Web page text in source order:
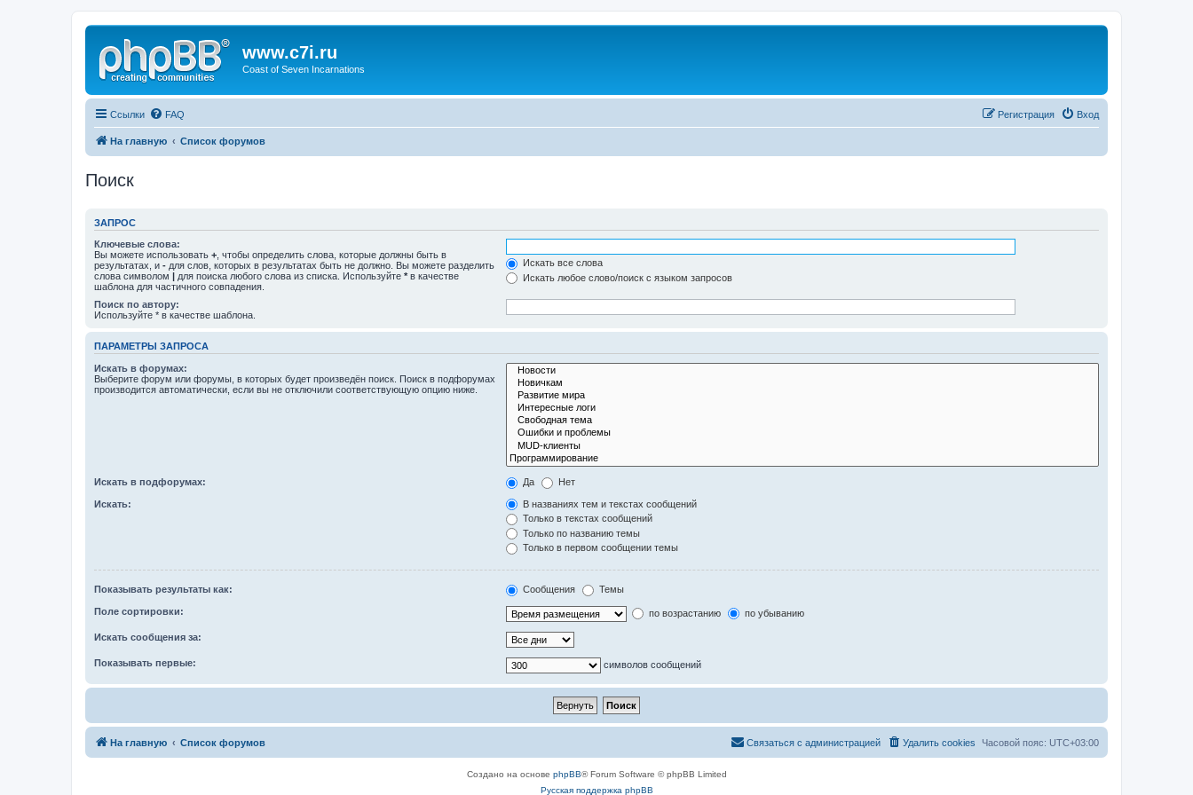
www.c7i.ru
Coast of Seven Incarnations
Ссылки FAQ Вход
Регистрация
На главную Список форумов
Поиск
ЗАПРОС
Ключевые слова:
Вы можете использовать + , чтобы определить слова, которые должны быть в
результатах, и - для слов, которых в результатах быть не должно. Вы можете разделить
слова символом | для поиска любого слова из списка. Используйте * в качестве
шаблона для частичного совпадения.
Искать все слова
Искать любое слово/поиск с языком запросов
Поиск по автору:
Используйте * в качестве шаблона.
ПАРАМЕТРЫ ЗАПРОСА
Искать в форумах:
Выберите форум или форумы, в которых будет произведён поиск. Поиск в подфорумах
производится автоматически, если вы не отключили соответствующую опцию ниже.
Искать в подфорумах: Да Нет
Искать:
В названиях тем и текстах сообщений
Только в текстах сообщений
Только по названию темы
Только в первом сообщении темы
Показывать результаты как: Сообщения Темы
Поле сортировки: по возрастанию по убыванию
Искать сообщения за:
Показывать первые: символов сообщений
На главную Список форумов Часовой пояс: UTC+03:00
Удалить cookies
Связаться с администрацией
Создано на основе phpBB® Forum Software © phpBB Limited
Русская поддержка phpBB